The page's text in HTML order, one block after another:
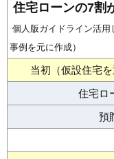
住宅ローンの7割
個人版ガイドライン活
事例を元に作成）
当初（仮設住宅
住宅ロ
預